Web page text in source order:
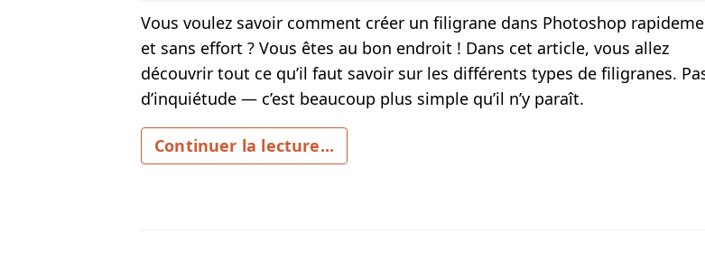
Vous voulez savoir comment créer un filigrane dans Photoshop
et sans effort ? Vous êtes au bon endroit ! Dans cet article, vous allez
découvrir tout ce qu’il faut savoir sur les différents types de filigranes.
d’inquiétude — c’est beaucoup plus simple qu’il n’y paraît.
Continuer la lecture...